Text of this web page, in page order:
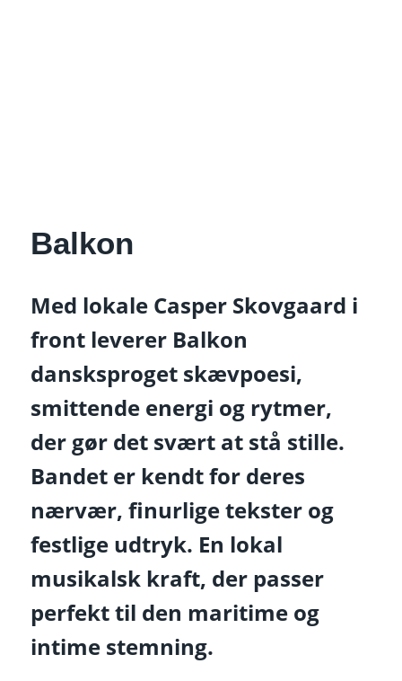
Balkon
Med lokale Casper Skovgaard i
front leverer Balkon
dansksproget skævpoesi,
smittende energi og rytmer,
der gør det svært at stå stille.
Bandet er kendt for deres
nærvær, finurlige tekster og
festlige udtryk. En lokal
musikalsk kraft, der passer
perfekt til den maritime og
intime stemning.